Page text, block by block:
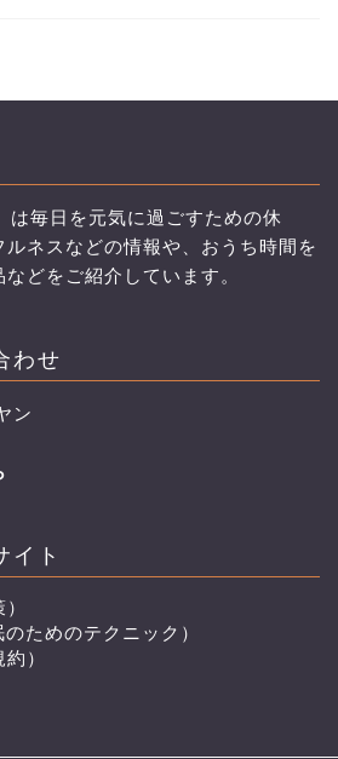
は毎日を元気に過ごすための休
ネスなどの情報や、おうち時間を
どをご紹介しています。
わせ
ン
イト
ためのテクニック）
）